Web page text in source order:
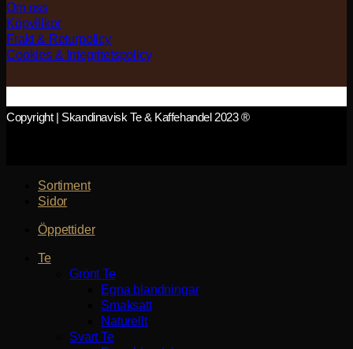
Om oss
Köpvillkor
Frakt & Returpolicy
Cookies & Integritetspolicy
Copyright | Skandinavisk Te & Kaffehandel 2023 ®
Sortiment
Sidor
Öppettider
Te
Grönt Te
Egna blandningar
Smaksatt
Naturellt
Svart Te